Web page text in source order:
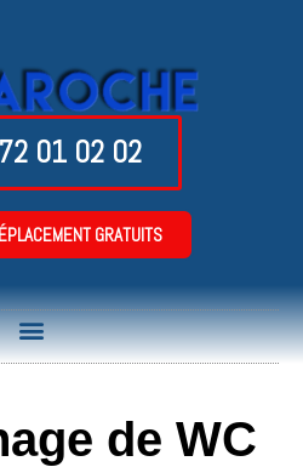
01 02 02
GRATUITS
de WC